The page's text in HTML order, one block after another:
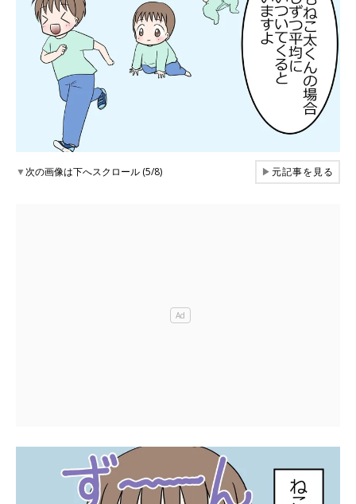
▼次の画像は下へスクロール (5/8) ▶元記事を見る